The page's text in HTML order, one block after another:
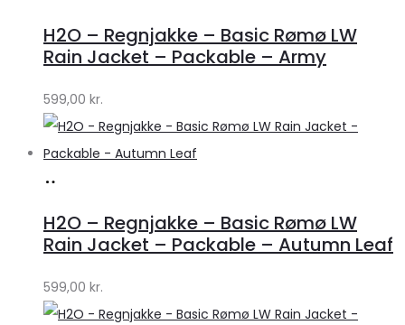
Lykke
Lykke
H2O – Regnjakke – Basic Rømø LW
Rain Jacket – Packable – Army
599,00 kr.
Lykke
Lykke
H2O – Regnjakke – Basic Rømø LW
Rain Jacket – Packable – Autumn Leaf
599,00 kr.